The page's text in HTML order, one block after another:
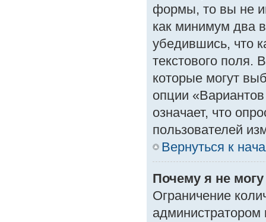
формы, то вы не
как минимум два
убедившись, что
текстового поля.
которые могут
опции
означает, что
пользователей
Вернуться к
Почему я не
Ограничение